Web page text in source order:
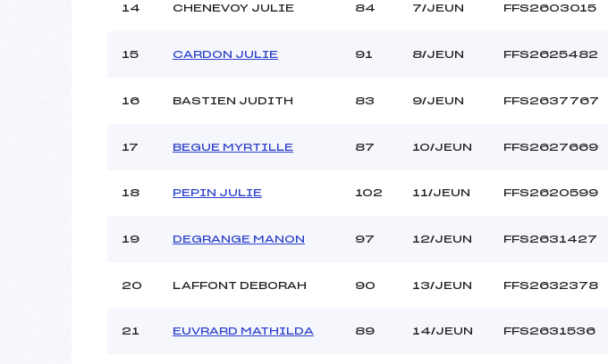
14 CHENEVOY JULIE 84 7/JEUN FFS2603015
15 CARDON JULIE 91 8/JEUN FFS2625482
16 BASTIEN JUDITH 83 9/JEUN FFS2637767
17 BEGUE MYRTILLE 87 10/JEUN FFS2627669
18 PEPIN JULIE 102 11/JEUN FFS2620599
19 DEGRANGE MANON 97 12/JEUN FFS2631427
20 LAFFONT DEBORAH 90 13/JEUN FFS2632378
21 EUVRARD MATHILDA 89 14/JEUN FFS2631536